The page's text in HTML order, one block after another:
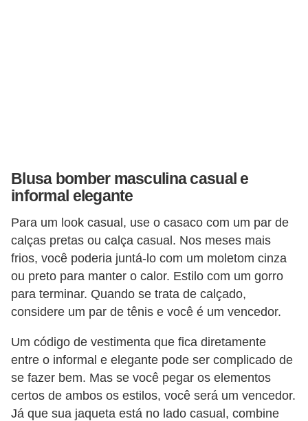
Blusa bomber masculina casual e
informal elegante
Para um look casual, use o casaco com um par de
calças pretas ou calça casual. Nos meses mais
frios, você poderia juntá-lo com um moletom cinza
ou preto para manter o calor. Estilo com um gorro
para terminar. Quando se trata de calçado,
considere um par de tênis e você é um vencedor.
Um código de vestimenta que fica diretamente
entre o informal e elegante pode ser complicado de
se fazer bem. Mas se você pegar os elementos
certos de ambos os estilos, você será um vencedor.
Já que sua jaqueta está no lado casual, combine
c
u
l
i
n
o
s
é
s
e
m